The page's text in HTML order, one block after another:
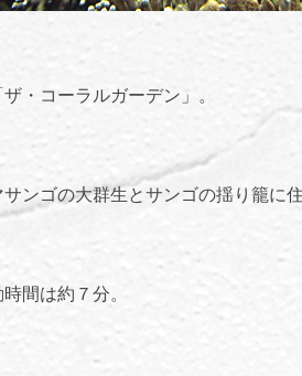
・コーラルガーデン」。
ンゴの大群生とサンゴの揺り籠に
間は約７分。